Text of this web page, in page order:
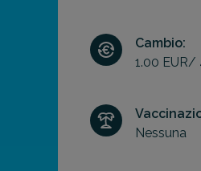
Cambio:
1.00 EUR/
Nessuna